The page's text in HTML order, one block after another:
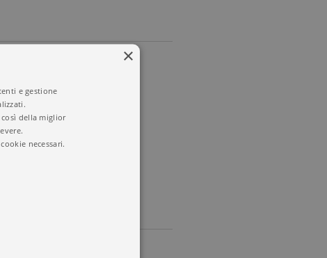
×
e gestione
così della miglior
necessari.